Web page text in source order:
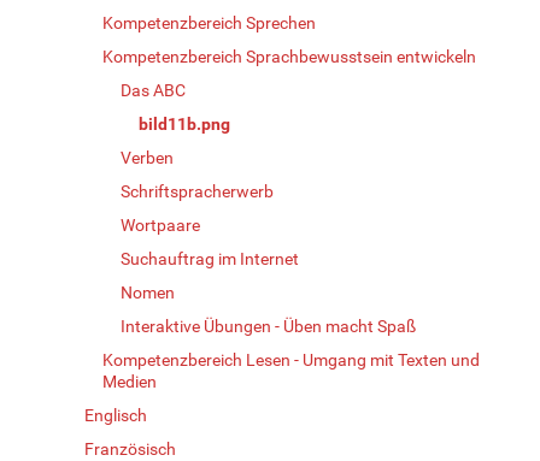
Kompetenzbereich Sprechen
Kompetenzbereich Sprachbewusstsein entwickeln
Das ABC
bild11b.png
Verben
Schriftspracherwerb
Wortpaare
Suchauftrag im Internet
Nomen
Interaktive Übungen - Üben macht Spaß
Kompetenzbereich Lesen - Umgang mit Texten und
Medien
Englisch
Französisch